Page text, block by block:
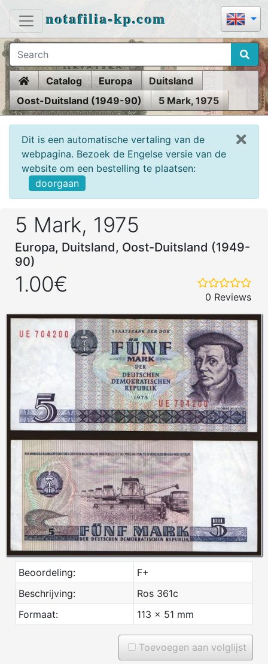
notafilia-kp.com
HomeCatalog Europa
Duitsland
Oost-Duitsland (1949-90)
5 Mark, 1975
Dit is een automatische vertaling van de
webpagina. Bezoek de Engelse versie van de
website om een bestelling te plaatsen:
doorgaan
5 Mark, 1975
Europa, Duitsland, Oost-Duitsland (1949-
90)
1.00€
0 Reviews
Beoordeling:
F+
Beschrijving:
Ros 361c
Formaat:
113 x 51 mm
Toevoegen aan volglijst